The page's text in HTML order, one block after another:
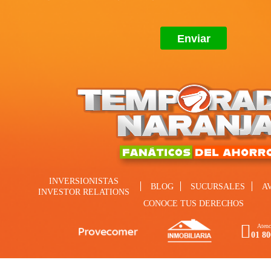
INVERSIONISTAS
INVESTOR RELATIONS
BLOG SUCURSALES
CONOCE TUS DERECHOS
01